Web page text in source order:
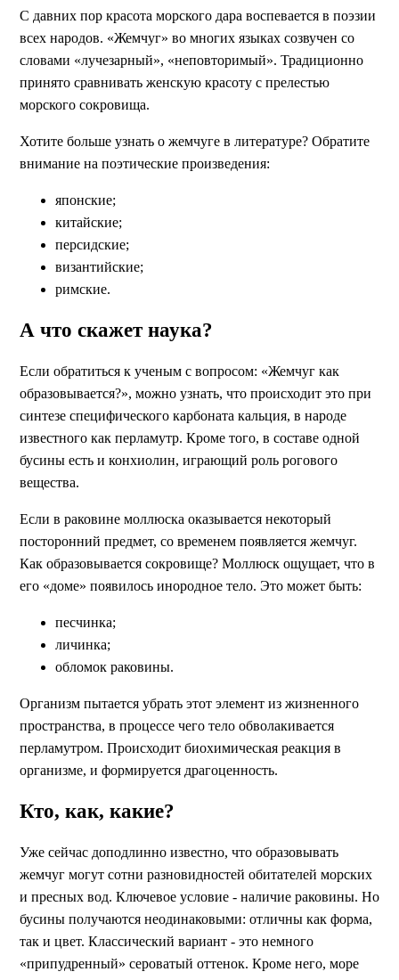
С давних пор красота морского дара воспевается в поэзии
всех народов. «Жемчуг» во многих языках созвучен со
словами «лучезарный», «неповторимый». Традиционно
принято сравнивать женскую красоту с прелестью
морского сокровища.
Хотите больше узнать о жемчуге в литературе? Обратите
внимание на поэтические произведения:
японские;
китайские;
персидские;
византийские;
римские.
А что скажет наука?
Если обратиться к ученым с вопросом: «Жемчуг как
образовывается?», можно узнать, что происходит это при
синтезе специфического карбоната кальция, в народе
известного как перламутр. Кроме того, в составе одной
бусины есть и конхиолин, играющий роль рогового
вещества.
Если в раковине моллюска оказывается некоторый
посторонний предмет, со временем появляется жемчуг.
Как образовывается сокровище? Моллюск ощущает, что в
его «доме» появилось инородное тело. Это может быть:
песчинка;
личинка;
обломок раковины.
Организм пытается убрать этот элемент из жизненного
пространства, в процессе чего тело обволакивается
перламутром. Происходит биохимическая реакция в
организме, и формируется драгоценность.
Кто, как, какие?
Уже сейчас доподлинно известно, что образовывать
жемчуг могут сотни разновидностей обитателей морских
и пресных вод. Ключевое условие - наличие раковины. Но
бусины получаются неодинаковыми: отличны как форма,
так и цвет. Классический вариант - это немного
«припудренный» сероватый оттенок. Кроме него, море